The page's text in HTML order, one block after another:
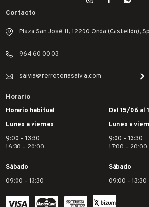
Contacto
Plaza San José 11, 12200 Onda (Castellón),
964 60 00 03
salvia@ferreteriasalvia.com
Horario
Horario habitual
Lunes a viernes
9:00 – 13:30
16:30 – 20:00
Sábado
09:00 – 13:30
Del 15/06 al
Lunes a
9:00 – 13:30
17:00 – 20:00
Sábado
09:00 – 13:30